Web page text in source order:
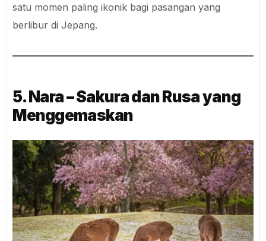
satu momen paling ikonik bagi pasangan yang
berlibur di Jepang.
5. Nara – Sakura dan Rusa yang
Menggemaskan